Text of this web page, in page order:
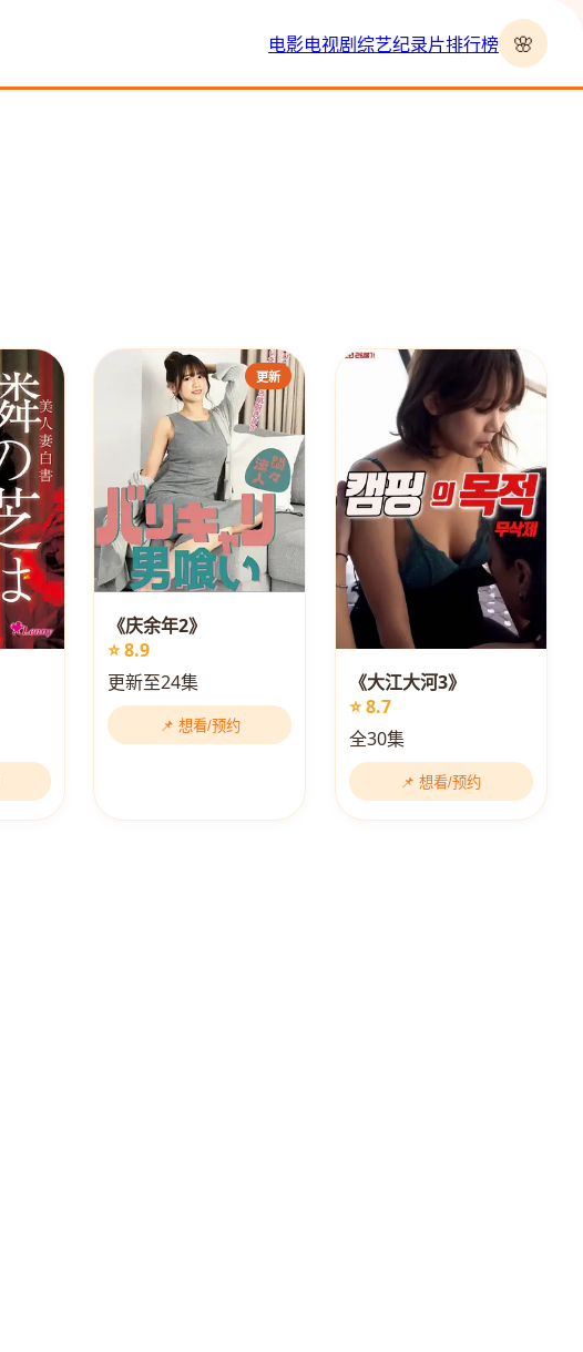
电影电视剧综艺纪录片排行榜 🌸
更新
《庆余年2》
⭐ 8.9
更新至24集
📌 想看/预约
《大江大河3》
⭐ 8.7
全30集
📌 想看/预约